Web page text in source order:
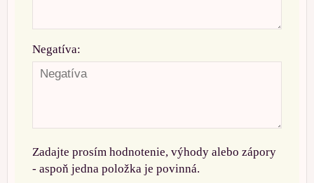
Negatíva:
Zadajte prosím hodnotenie, výhody alebo zápory
- aspoň jedna položka je povinná.